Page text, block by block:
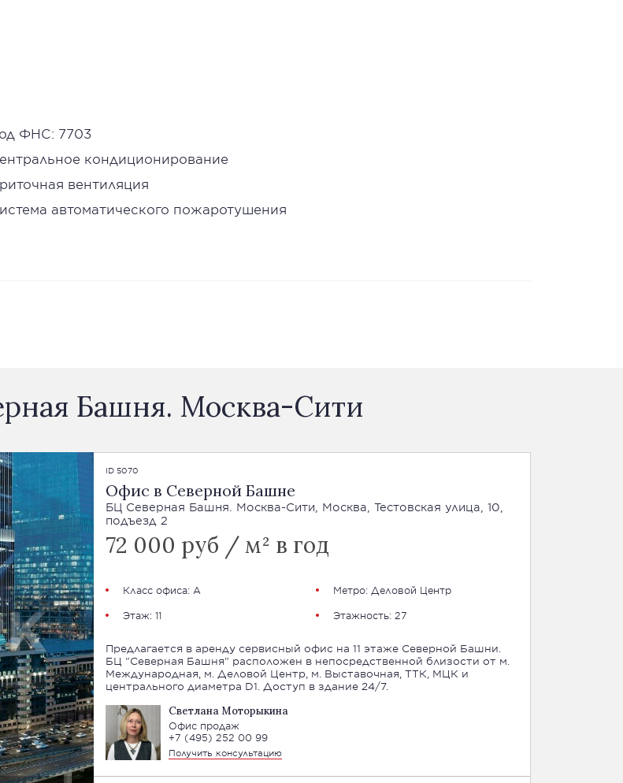
ФНС: 7703
кондиционирование
вентиляция
автоматического пожаротушения
Башня. Москва-Сити
ID 5070
Офис в Северной Башне
БЦ Северная Башня. Москва-Сити, Москва, Тестовская улица, 10,
подъезд 2
72 000 руб / м² в год
Класс офиса: А
Метро: Деловой Центр
Этаж: 11
Этажность: 27
Предлагается в аренду сервисный офис на 11 этаже Северной Башни.
БЦ "Северная Башня" расположен в непосредственной близости от м.
Международная, м. Деловой Центр, м. Выставочная, ТТК, МЦК и
центрального диаметра D1. Доступ в здание 24/7.
Светлана Моторыкина
Офис продаж
+7 (495) 252 00 99
Получить консультацию